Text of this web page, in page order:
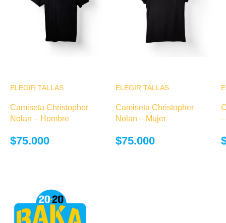
ELEGIR TALLAS
variantes. Las
opciones se
Camiseta Christopher
Nolan – Hombre
$75.000
ELEGIR TALLAS
variantes. Las
Camiseta Christopher
Nolan – Mujer
$75.000